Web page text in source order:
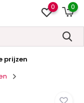
0 0
prijzen